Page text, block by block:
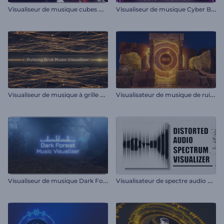
V
isualiseur de musique cubes mosaïques V
isualiseur de musique Cyber Beats
V
isualiseur de musique à grille pulsante V
isualisateur de musique de ruines anciennes
V
isualiseur de musique Dark Forest V
isualisateur de spectre audio déformé